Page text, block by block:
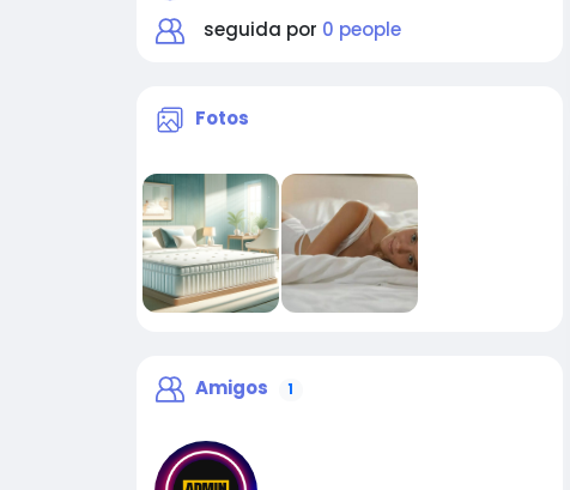
seguida por 0 people
Fotos
Amigos 1